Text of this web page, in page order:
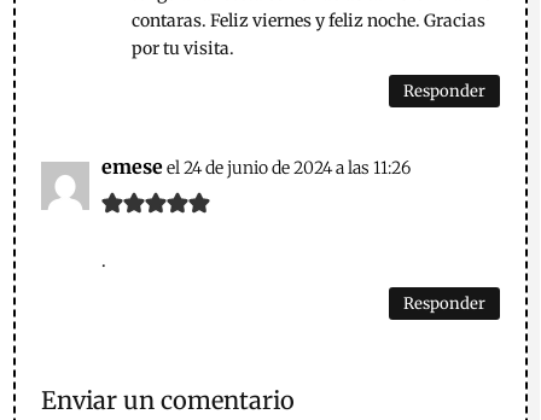
contaras. Feliz viernes y feliz noche. Gracias
por tu visita.
Responder
emeseel 24 de junio de 2024 a las 11:26
.
Responder
Enviar un comentario